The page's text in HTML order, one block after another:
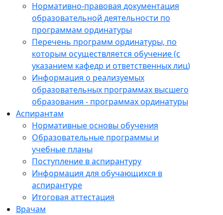
Нормативно-правовая документация
образовательной деятельности по
программам ординатуры
Перечень программ ординатуры, по
которым осуществляется обучение (с
указанием кафедр и ответственных лиц)
Информация о реализуемых
образовательных программах высшего
образования - программах ординатуры
Аспирантам
Нормативные основы обучения
Образовательные программы и
учебные планы
Поступление в аспирантуру
Информация для обучающихся в
аспирантуре
Итоговая аттестация
Врачам